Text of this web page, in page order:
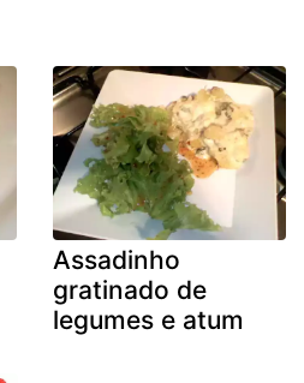
Assadinho
gratinado de
legumes e atum